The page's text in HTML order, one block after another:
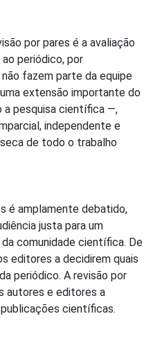
por pares é a avaliação
periódico, por
fazem parte da equipe
extensão importante do
pesquisa científica —,
independente e
de todo o trabalho
é amplamente debatido,
justa para um
comunidade científica. De
editores a decidirem quais
periódico. A revisão por
autores e editores a
científicas.